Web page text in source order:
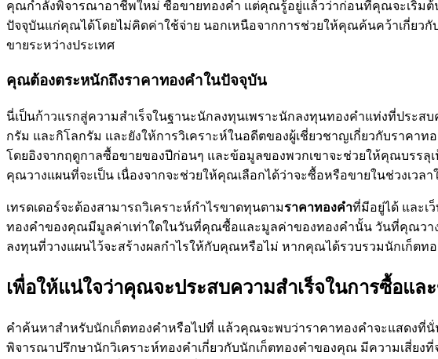
คุณกำลังพิจารณาอาชีพใหม่ ซื้อขายทองคำ แต่คุณรู้อยู่แล้วว่าก่อนที่คุณจะเริ่ม
ปัจจุบันแก่คุณได้โดยไม่คิดค่าใช้จ่าย นอกเหนือจากการช่วยให้คุณค้นคว้าเกี่ยวกั
ขายระหว่างประเทศ
คุณต้องตระหนักถึงราคาทองคำในปัจจุบัน
นี่เป็นก้าวแรกสู่ความสำเร็จในฐานะนักลงทุนเพราะนักลงทุนทองคำแท่งที่ประ
กรัม และกิโลกรัม และยังให้การวิเคราะห์ในอดีตของผู้เชี่ยวชาญเกี่ยวกับราค
โดยอิงจากฤดูกาลซื้อขายของปีก่อนๆ และข้อมูลของพวกเขาจะช่วยให้คุณบรร
คุณวางแผนที่จะเป็น เนื่องจากจะช่วยให้คุณเลือกได้ว่าจะซื้อหรือขายในช่วงเวลา
เทรดเดอร์จะต้องสามารถวิเคราะห์กำไรขาดทุนตามราคาทองคำที่มีอยู่ได้ และเ
ทองคำของคุณมีมูลค่าเท่าใดในวันที่คุณซื้อและมูลค่าของทองคำนั้น วันที่คุณวา
ลงทุนที่วางแผนไว้จะสร้างผลกำไรให้กับคุณหรือไม่ หากคุณได้รวบรวมนักเก็
เพื่อให้แน่ใจว่าคุณจะประสบความสำเร็จในการซื้อแล
คำค้นหาสำหรับนักเก็ตทองคำหรือไปที่ แล้วคุณจะพบว่าราคาทองคำจะแสดงที่
พิจารณาปรึกษานักวิเคราะห์ทองคำเกี่ยวกับนักเก็ตทองคำของคุณ มีความเสี่ยง